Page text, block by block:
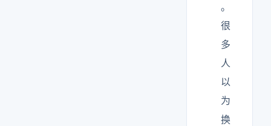
。
很
多
人
以
为
换